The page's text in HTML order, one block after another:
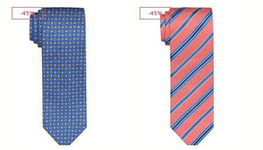
-45% -45%